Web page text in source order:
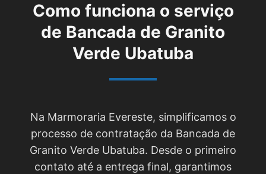
Como funciona o serviço
de Bancada de Granito
Verde Ubatuba
Na Marmoraria Evereste, simplificamos o
processo de contratação da Bancada de
Granito Verde Ubatuba. Desde o primeiro
contato até a entrega final, garantimos